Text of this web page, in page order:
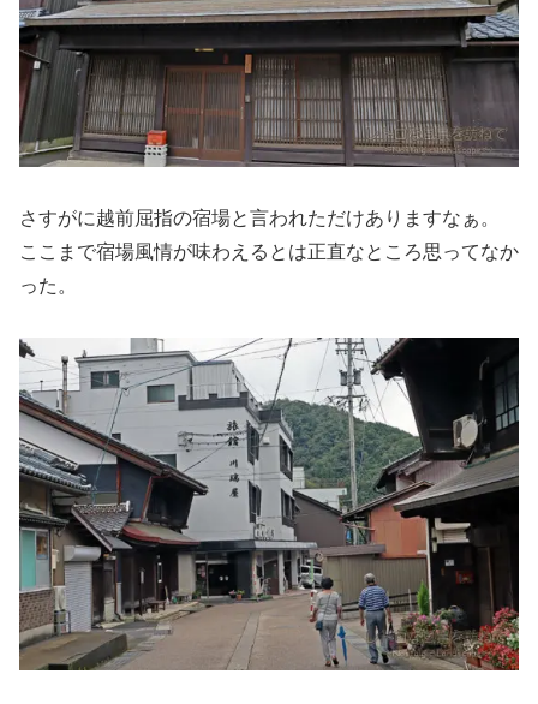
さすがに越前屈指の宿場と言われただけありますなぁ。
ここまで宿場風情が味わえるとは正直なところ思ってなか
った。